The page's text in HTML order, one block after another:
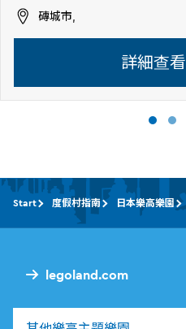
磚城市,
詳細查看
legoland.com
Start 度假村指南 日本樂高樂園